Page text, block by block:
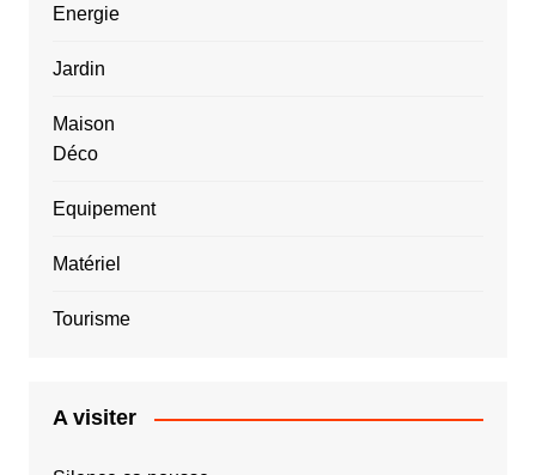
Energie
Jardin
Maison
Déco
Equipement
Matériel
Tourisme
A visiter